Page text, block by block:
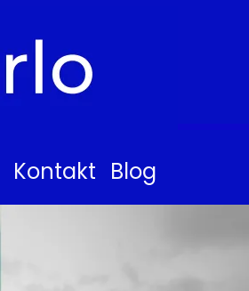
Kontakt Blog